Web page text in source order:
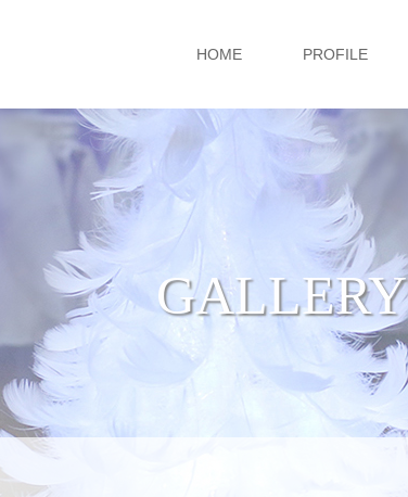
HOME PROFILE
GALLERY